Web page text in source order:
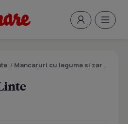
/ Mancaruri cu legume si zarzavaturi